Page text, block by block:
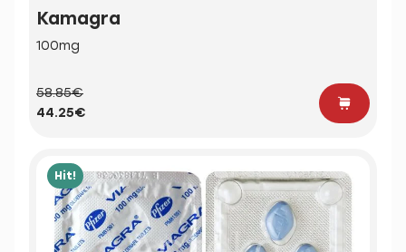
Kamagra
100mg
58.85€
44.25€
Hit!